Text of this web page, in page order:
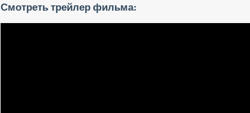
Смотреть трейлер фильма: